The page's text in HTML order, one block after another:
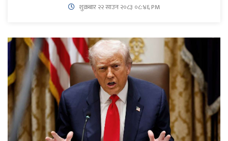
शुक्रबार​ २२ साउन २०८३ ०८:४६ PM